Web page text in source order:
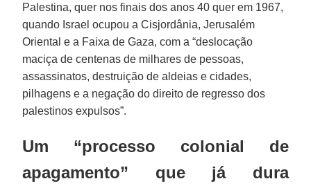
Palestina, quer nos finais dos anos 40 quer em 1967,
quando Israel ocupou a Cisjordânia, Jerusalém
Oriental e a Faixa de Gaza, com a “deslocação
maciça de centenas de milhares de pessoas,
assassinatos, destruição de aldeias e cidades,
pilhagens e a negação do direito de regresso dos
palestinos expulsos”.
Um “processo colonial de
apagamento” que já dura